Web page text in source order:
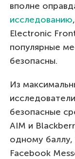
вполне
исследованию
Electronic
популярные
безопасны.
Из
безопасные
AIM и
одному
Facebook